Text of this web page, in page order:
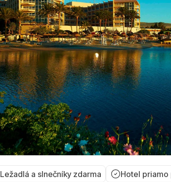
Ležadlá a slnečníky zdarma Hotel priamo